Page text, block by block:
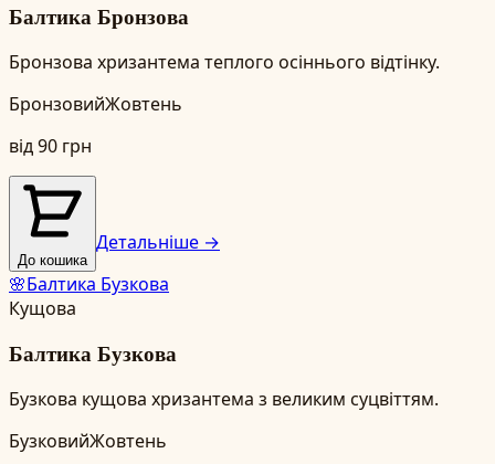
Балтика Бронзова
Бронзова хризантема теплого осіннього відтінку.
БронзовийЖовтень
від90 грн
До кошика
Детальніше →
🌸Балтика Бузкова
Кущова
Балтика Бузкова
Бузкова кущова хризантема з великим суцвіттям.
БузковийЖовтень